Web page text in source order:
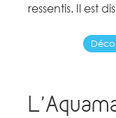
ressentis. Il est